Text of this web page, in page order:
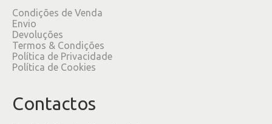
Condições de Venda
Envio
Devoluções
Termos & Condições
Política de Privacidade
Política de Cookies
Contactos